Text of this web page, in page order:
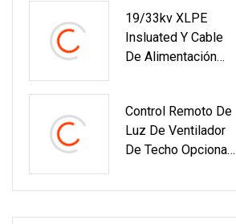
19/33kv XLPE
Insluated Y Cable
De Alimentación
Alambre De Acero
Control Remoto De
Luz De Ventilador
De Techo Opcional
De Ventilador